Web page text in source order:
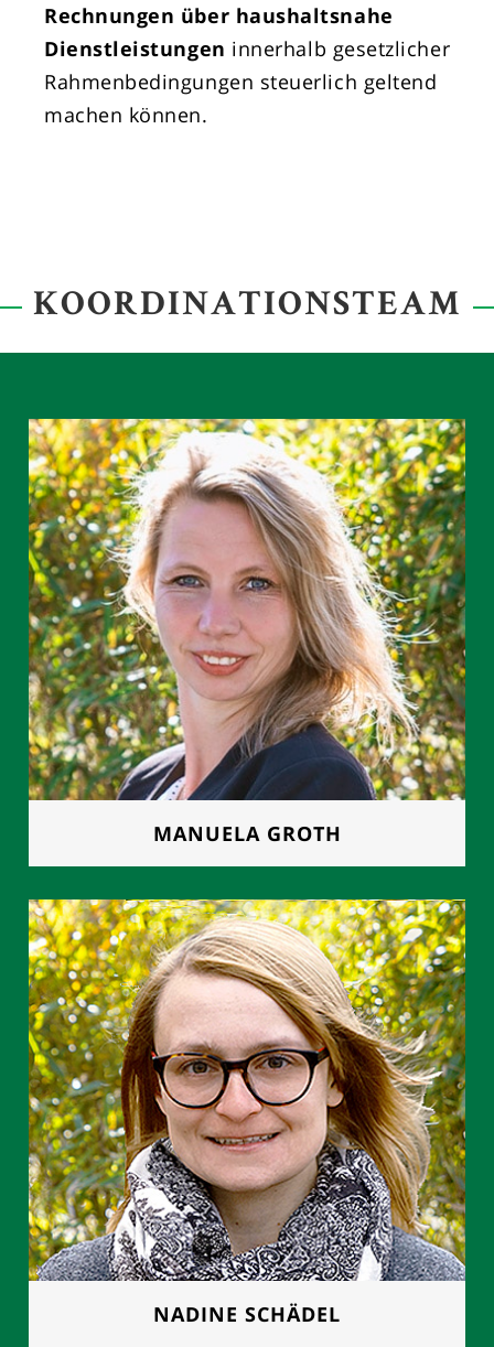
Rechnungen über haushaltsnahe
Dienstleistungen innerhalb gesetzlicher
Rahmenbedingungen steuerlich geltend
machen können.
KOORDINATIONSTEAM
MANUELA GROTH
FRAU MANUELA GROTH
Geschäftsleitung
0177 - 8892614
NADINE SCHÄDEL